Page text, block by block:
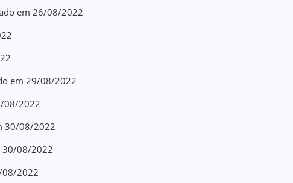
em 26/08/2022
em 29/08/2022
08/2022
30/08/2022
30/08/2022
08/2022